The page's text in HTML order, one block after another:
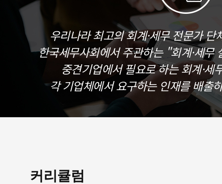
우리나라 최고의 회계·세무 전문가
한국세무사회에서 주관하는 "회계·세무
중견기업에서 필요로 하는 회계·세
각 기업체에서 요구하는 인재를 배출
커리큘럼